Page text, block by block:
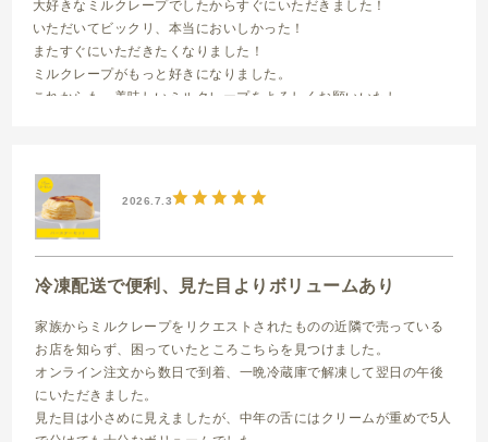
大好きなミルクレープでしたからすぐにいただきました！
いただいてビックリ、本当においしかった！
またすぐにいただきたくなりました！
ミルクレープがもっと好きになりました。
これからも、美味しいミルクレープをよろしくお願いいたし
2026.7.3
冷凍配送で便利、見た目よりボリュームあり
家族からミルクレープをリクエストされたものの近隣で売っている
お店を知らず、困っていたところこちらを見つけました。
オンライン注文から数日で到着、一晩冷蔵庫で解凍して翌日の午後
にいただきました。
見た目は小さめに見えましたが、中年の舌にはクリームが重めで5人